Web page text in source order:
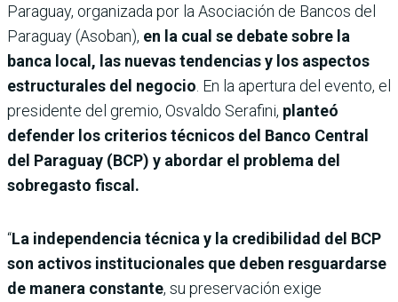
Paraguay, organizada por la Asociación de Bancos del
Paraguay (Asoban), en la cual se debate sobre la
banca local, las nuevas tendencias y los aspectos
estructurales del negocio . En la apertura del evento, el
presidente del gremio, Osvaldo Serafini, planteó
defender los criterios técnicos del Banco Central
del Paraguay (BCP) y abordar el problema del
sobregasto fiscal.
“La independencia técnica y la credibilidad del BCP
son activos institucionales que deben resguardarse
de manera constante, su preservación exige